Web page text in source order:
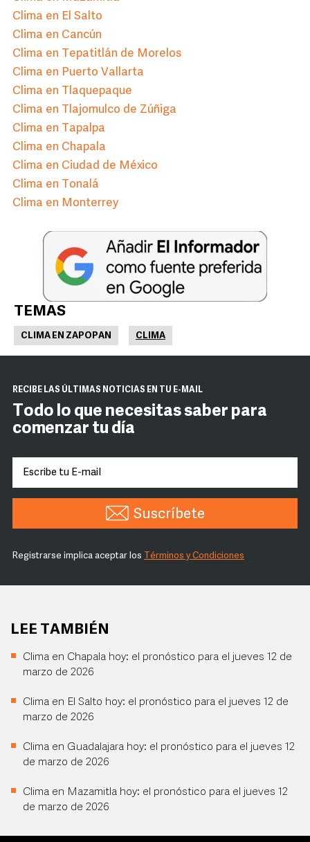
Clima en El Salto
Clima en Cancún
Clima en Tepatitlán de Morelos
Clima en Puerto Vallarta
Clima en Tlaquepaque
Clima en Tlajomulco de Zúñiga
Clima en Tapalpa
Clima en Chapala
Clima en Ciudad de México
Clima en Tonalá
Clima en Monterrey
TEMAS
CLIMA EN ZAPOPAN CLIMA
RECIBE LAS ÚLTIMAS NOTICIAS EN TU E-MAIL
Todo lo que necesitas saber para
comenzar tu día
Suscríbete
Registrarse implica aceptar los Términos y Condiciones
LEE TAMBIÉN
Clima en Chapala hoy: el pronóstico para el jueves 12 de
marzo de 2026
Clima en El Salto hoy: el pronóstico para el jueves 12 de
marzo de 2026
Clima en Guadalajara hoy: el pronóstico para el jueves 12
de marzo de 2026
Clima en Mazamitla hoy: el pronóstico para el jueves 12
de marzo de 2026